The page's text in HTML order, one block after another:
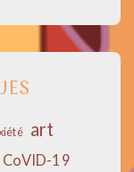
art
CoVID-19